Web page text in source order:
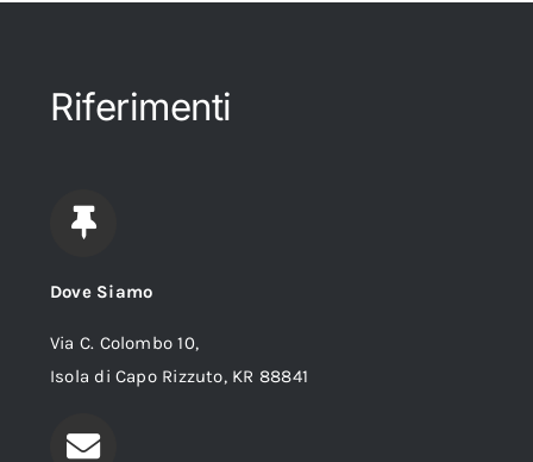
Riferimenti
Dove Siamo
Via C. Colombo 10,
Isola di Capo Rizzuto, KR 88841